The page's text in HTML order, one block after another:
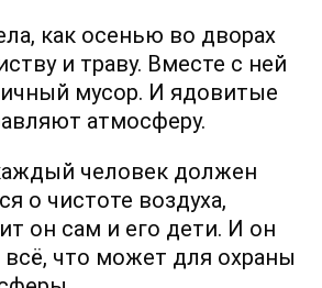
как осенью во дворах
и траву. Вместе с ней
мусор. И ядовитые
атмосферу.
человек должен
о чистоте воздуха,
он сам и его дети. И он
всё, что может для охраны